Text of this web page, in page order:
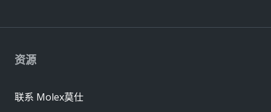
资源
联系 Molex莫仕